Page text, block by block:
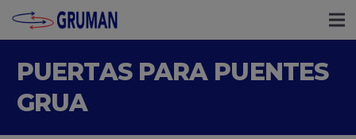
PUERTAS PARA PUENTES
GRUA